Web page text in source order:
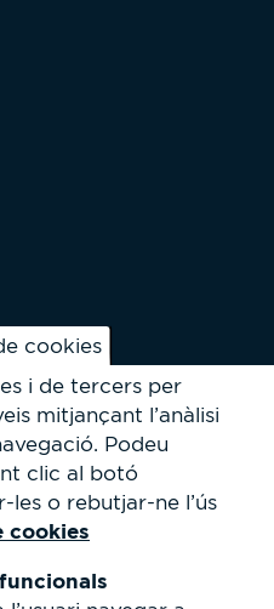
cookies
i de tercers per
mitjançant l’anàlisi
Podeu
clic al botó
o rebutjar-ne l’ús
cookies